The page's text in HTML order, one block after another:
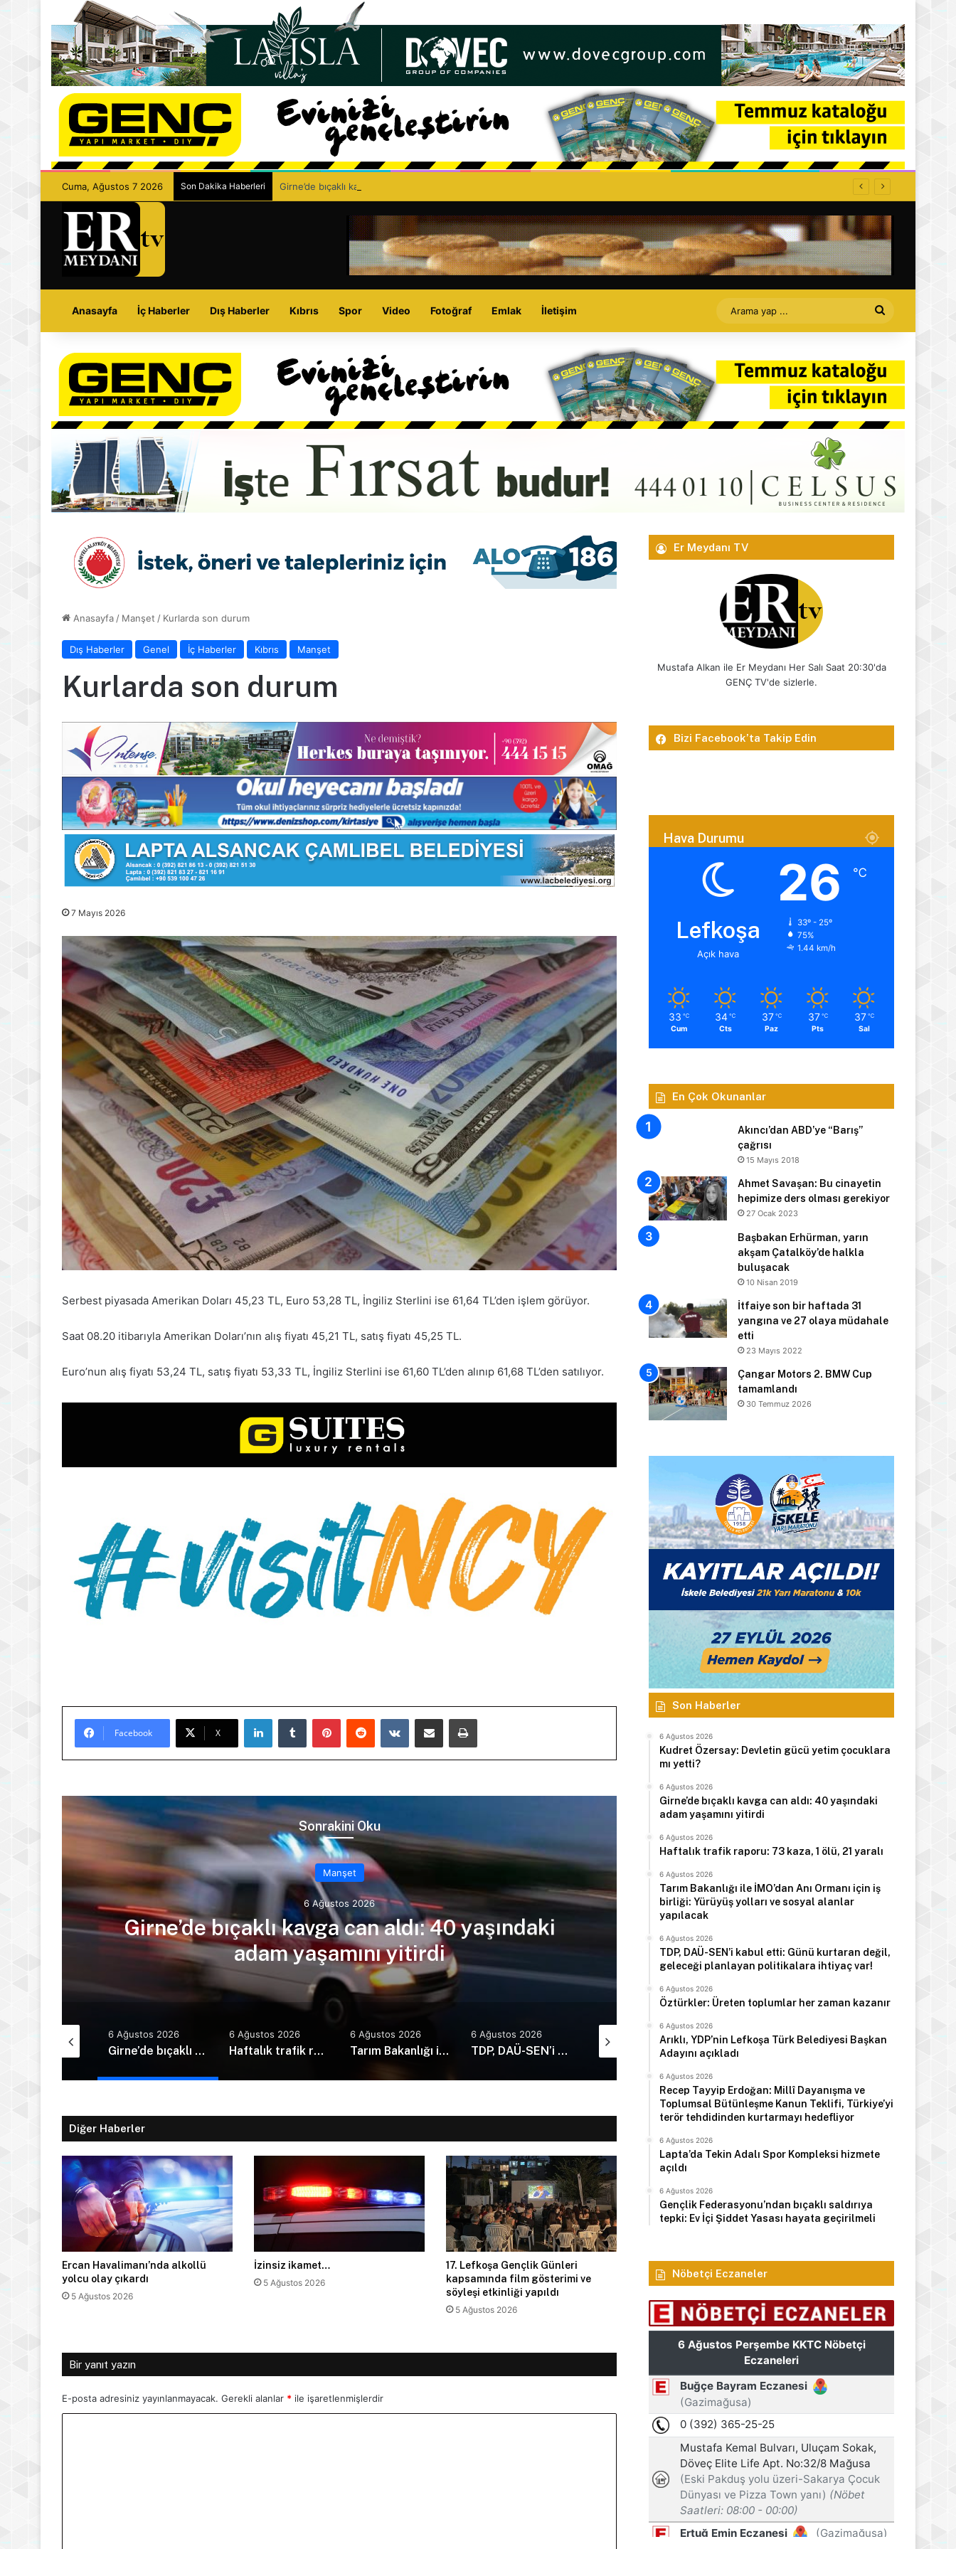
Cuma, Ağustos 7 2026 Son Dakika Haberleri Girne’de bıçaklı kavga can aldı: 40 yaşındaki adam yaşamını yitirdi
Anasayfa İç Haberler Dış Haberler Kıbrıs Spor Video Fotoğraf Emlak İletişim
Arama
yap
...
Anasayfa / Manşet / Kurlarda son durum
Dış Haberler Genel İç Haberler Kıbrıs Manşet
Kurlarda son durum
7 Mayıs 2026
Serbest piyasada Amerikan Doları 45,23 TL, Euro 53,28 TL, İngiliz Sterlini ise 61,64 TL’den işlem görüyor.
Saat 08.20 itibarıyla Amerikan Doları’nın alış fiyatı 45,21 TL, satış fiyatı 45,25 TL.
Euro’nun alış fiyatı 53,24 TL, satış fiyatı 53,33 TL, İngiliz Sterlini ise 61,60 TL’den alınıp 61,68 TL’den satılıyor.
Facebook X
LinkedInTumblr PinterestReddit VKontakteE-Posta ile paylaş Yazdır
Sonrakini Oku
Manşet
6 Ağustos 2026
Girne’de bıçaklı kavga can aldı: 40 yaşındaki
adam yaşamını yitirdi
Manşet
Haftalık trafik raporu: 73
6 Ağustos 2026
Girne’de bıçaklı kavga can aldı: 40 yaşındaki adam yaşamını yitirdi
6 Ağustos 2026
Haftalık trafik raporu: 73 kaza, 1 ölü, 21 yaralı
6 Ağustos 2026
Tarım Bakanlığı ile İMO’dan Anı Ormanı için iş birliği: Yürüyüş yolları ve sosyal alanlar yapılacak
6 Ağustos 2026
TDP, DAÜ-SEN’i kabul etti: Günü kurtaran değil, geleceği planlayan politikalara ihtiyaç var!
6 Ağustos 2026
Öztürkler: Üreten toplumlar her zaman kazanır
6 Ağustos 2026 6 Ağustos 2026
Diğer Haberler
Ercan Havalimanı’nda alkollü
yolcu olay çıkardı
5 Ağustos 2026
İzinsiz ikamet…
5 Ağustos 2026
17. Lefkoşa Gençlik Günleri
kapsamında film gösterimi ve
söyleşi etkinliği yapıldı
5 Ağustos 2026
Bir yanıt yazın
E-posta adresiniz yayınlanmayacak. Gerekli alanlar * ile işaretlenmişlerdir
Er Meydanı TV
Mustafa Alkan ile Er Meydanı Her Salı Saat 20:30'da
GENÇ TV'de sizlerle.
Bizi Facebook’ta Takip Edin
Hava Durumu
Lefkoşa
Açık hava
26 ℃
33º - 25º
75%
1.44 km/h
33 ℃
Cum
34 ℃
Cts
37 ℃
Paz
37 ℃
Pts
37 ℃
Sal
En Çok Okunanlar
Akıncı’dan ABD’ye “Barış”
çağrısı
15 Mayıs 2018
Ahmet Savaşan: Bu cinayetin
hepimize ders olması gerekiyor
27 Ocak 2023
Başbakan Erhürman, yarın
akşam Çatalköy’de halkla
buluşacak
10 Nisan 2019
İtfaiye son bir haftada 31
yangına ve 27 olaya müdahale
etti
23 Mayıs 2022
Çangar Motors 2. BMW Cup
tamamlandı
30 Temmuz 2026
Son Haberler
6 Ağustos 2026
Kudret Özersay: Devletin gücü yetim çocuklara
mı yetti?
6 Ağustos 2026
Girne’de bıçaklı kavga can aldı: 40 yaşındaki
adam yaşamını yitirdi
6 Ağustos 2026
Haftalık trafik raporu: 73 kaza, 1 ölü, 21 yaralı
6 Ağustos 2026
Tarım Bakanlığı ile İMO’dan Anı Ormanı için iş
birliği: Yürüyüş yolları ve sosyal alanlar
yapılacak
6 Ağustos 2026
TDP, DAÜ-SEN’i kabul etti: Günü kurtaran değil,
geleceği planlayan politikalara ihtiyaç var!
6 Ağustos 2026
Öztürkler: Üreten toplumlar her zaman kazanır
6 Ağustos 2026
Arıklı, YDP’nin Lefkoşa Türk Belediyesi Başkan
Adayını açıkladı
6 Ağustos 2026
Recep Tayyip Erdoğan: Millî Dayanışma ve
Toplumsal Bütünleşme Kanun Teklifi, Türkiye’yi
terör tehdidinden kurtarmayı hedefliyor
6 Ağustos 2026
Lapta’da Tekin Adalı Spor Kompleksi hizmete
açıldı
6 Ağustos 2026
Gençlik Federasyonu’ndan bıçaklı saldırıya
tepki: Ev İçi Şiddet Yasası hayata geçirilmeli
Nöbetçi Eczaneler